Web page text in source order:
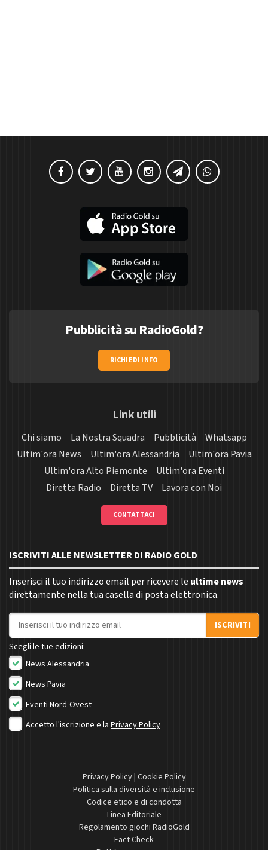
Pubblicità su RadioGold?
RICHIEDI INFO
Link utili
Chi siamo La Nostra Squadra Pubblicità
Whatsapp
Ultim'ora News
Ultim'ora Alessandria
Ultim'ora Pavia
Ultim'ora Alto Piemonte
Ultim'ora Eventi
Diretta Radio
Diretta TV Lavora con Noi
CONTATTACI
ISCRIVITI ALLE NEWSLETTER DI RADIO GOLD
Inserisci il tuo indirizzo email per ricevere le ultime news
direttamente nella tua casella di posta elettronica.
Indirizzo email
ISCRIVITI
Scegli le tue edizioni:
News Alessandria
News Pavia
Eventi Nord-Ovest
Accetto l'iscrizione e la Privacy Policy
Privacy Policy| Cookie Policy
Politica sulla diversità e inclusione
Codice etico e di condotta
Linea Editoriale
Regolamento giochi RadioGold
Fact Check